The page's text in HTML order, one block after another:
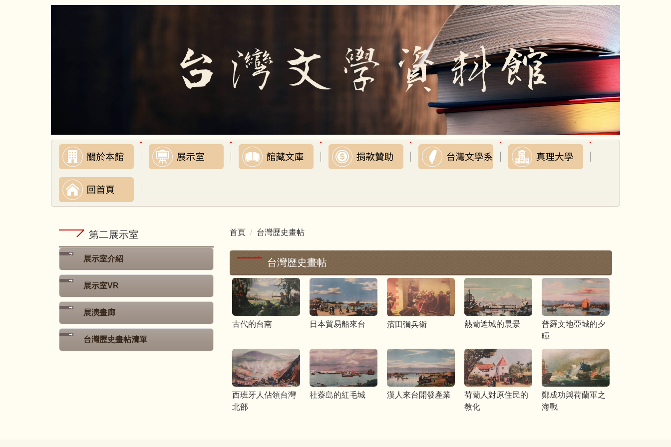
第二展示室
展示室介紹
展示室VR
展演畫廊
台灣歷史畫帖清單
首頁 台灣歷史畫帖
台灣歷史畫帖
古代的台南 日本貿易船來台 濱田彌兵衛 熱蘭遮城的晨景
普羅文地亞城的夕
暉
西班牙人佔領台灣
北部
社藔島的紅毛城 漢人來台開發產業
荷蘭人對原住民的
教化
鄭成功與荷蘭軍之
海戰